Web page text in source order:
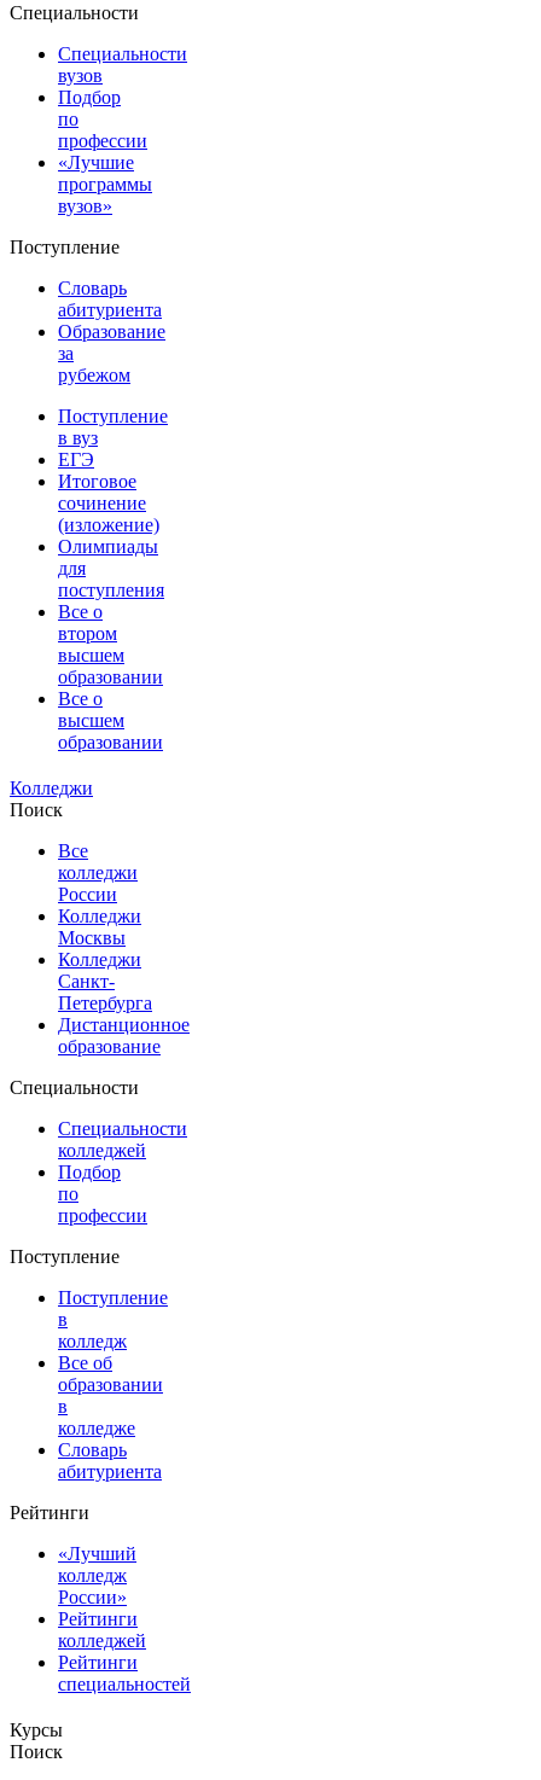
Специальности
Специальности
вузов
Подбор
по
профессии
«Лучшие
программы
вузов»
Поступление
Словарь
абитуриента
Образование
за
рубежом
Поступление
в вуз
ЕГЭ
Итоговое
сочинение
(изложение)
Олимпиады
для
поступления
Все о
втором
высшем
образовании
Все о
высшем
образовании
Колледжи
Поиск
Все
колледжи
России
Колледжи
Москвы
Колледжи
Санкт-
Петербурга
Дистанционное
образование
Специальности
Специальности
колледжей
Подбор
по
профессии
Поступление
Поступление
в
колледж
Все об
образовании
в
колледже
Словарь
абитуриента
Рейтинги
«Лучший
колледж
России»
Рейтинги
колледжей
Рейтинги
специальностей
Курсы
Поиск